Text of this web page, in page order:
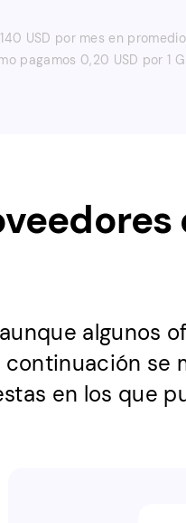
USD por mes en
pagamos 0,20 USD por 1
algunos
se
en los que